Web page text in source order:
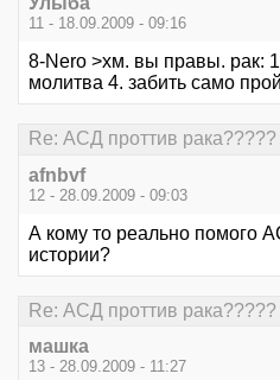
11 - 18.09.2009 - 09:16
8-Nero >хм. вы правы. рак:
молитва 4. забить само
Re: АСД проттив рака?????
afnbvf
12 - 28.09.2009 - 09:03
А кому то реально помого
истории?
Re: АСД проттив рака?????
машка
13 - 28.09.2009 - 11:27